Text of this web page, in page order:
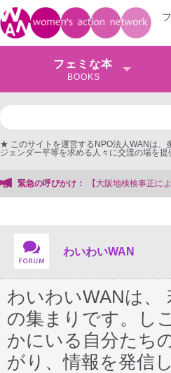
フェミな本
BOOKS
★ このサイトを運営するNPO法人WANは、
ジェンダー平等を求める人々に交流の場を提
緊急の呼びかけ：
務局
わいわいWAN
わいわいWANは、
の集まりです。し
かにいる自分たち
がり、情報を発信